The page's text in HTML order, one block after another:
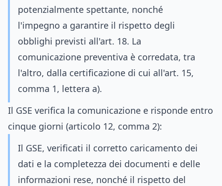
potenzialmente spettante, nonché
l'impegno a garantire il rispetto degli
obblighi previsti all'art. 18. La
comunicazione preventiva è corredata, tra
l'altro, dalla certificazione di cui all'art. 15,
comma 1, lettera a).
Il GSE verifica la comunicazione e risponde entro
cinque giorni (articolo 12, comma 2):
Il GSE, verificati il corretto caricamento dei
dati e la completezza dei documenti e delle
informazioni rese, nonché il rispetto del